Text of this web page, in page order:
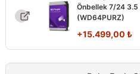
Önbellek 7/24
(WD64PURZ)
+15.499,00 ₺